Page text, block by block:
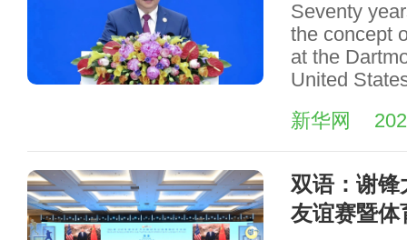
Seventy
the concept
at the
United
新华网
双语：谢锋
友谊赛暨体